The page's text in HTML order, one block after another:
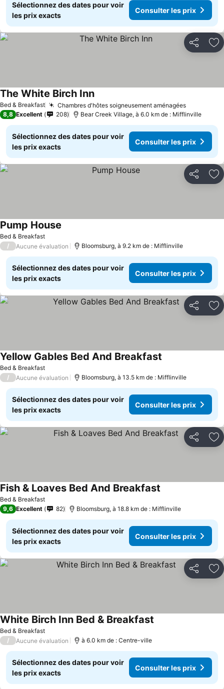
Sélectionnez des dates pour voir
les prix exacts
Consulter les prix
Partager
Bed & Breakfast Chambres d'hôtes soigneusement aménagées
The White Birch InnConsulter les prix
8,8 Excellent 208 Bear Creek Village, à 6.0 km de : Mifflinville
Sélectionnez des dates pour voir
les prix exacts
Consulter les prix
Partager
Bed & Breakfast
Pump House
/ Aucune évaluation Bloomsburg, à 9.2 km de : Mifflinville
Sélectionnez des dates pour voir
les prix exacts
Consulter les prix
Partager
Bed & Breakfast
Yellow Gables Bed And Breakfast
/ Aucune évaluation Bloomsburg, à 13.5 km de : Mifflinville
Sélectionnez des dates pour voir
les prix exacts
Consulter les prix
Partager
Bed & Breakfast
Fish & Loaves Bed And Breakfast
9,6 Excellent 82 Bloomsburg, à 18.8 km de : Mifflinville
Sélectionnez des dates pour voir
les prix exacts
Consulter les prix
Partager
Bed & Breakfast
White Birch Inn Bed & Breakfast
/ Aucune évaluation à 6.0 km de : Centre-ville
Sélectionnez des dates pour voir
les prix exacts
Consulter les prix